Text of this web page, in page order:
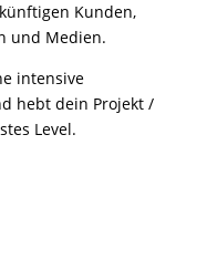
Kunden,
und Medien.
intensive
hebt dein Projekt /
Level.